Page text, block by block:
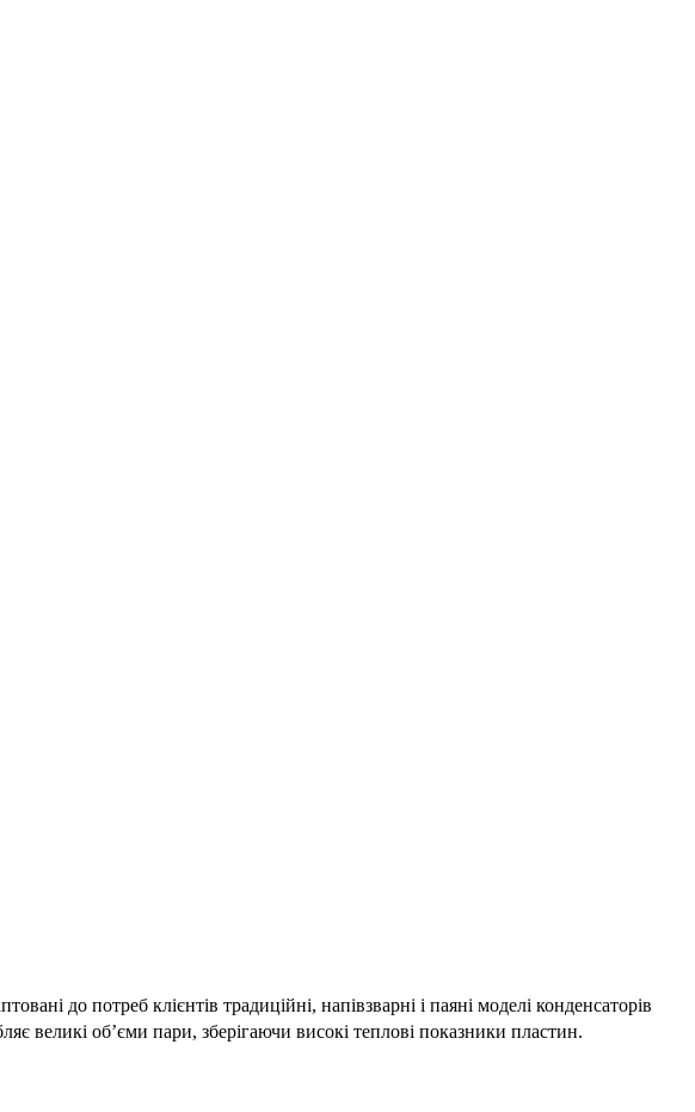
до потреб клієнтів традиційні, напівзварні і паяні моделі конденсаторів
великі об’єми пари, зберігаючи високі теплові показники пластин.​